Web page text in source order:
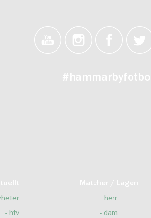
#hammarbyfotboll
htv
Matcher / Lagen
herr
dam